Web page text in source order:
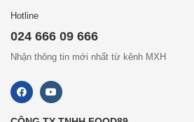
Hotline
024 666 09 666
Nhận thông tin mới nhất từ kênh MXH